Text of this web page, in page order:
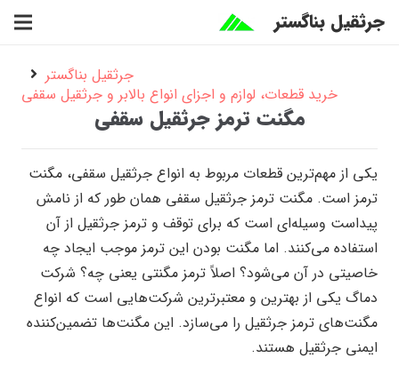
جرثقیل بناگستر
جرثقیل بناگستر
خرید قطعات، لوازم و اجزای انواع بالابر و جرثقیل سقفی
مگنت ترمز جرثقیل سقفی
یکی از مهم‌ترین قطعات مربوط به انواع جرثقیل سقفی، مگنت
ترمز است. مگنت ترمز جرثقیل سقفی همان طور که از نامش
پیداست وسیله‌ای است که برای توقف و ترمز جرثقیل از آن
استفاده می‌کنند. اما مگنت بودن این ترمز موجب ایجاد چه
خاصیتی در آن می‌شود؟ اصلاً ترمز مگنتی یعنی چه؟ شرکت
دماگ یکی از بهترین و معتبرترین شرکت‌هایی است که انواع
مگنت‌های ترمز جرثقیل را می‌سازد. این مگنت‌ها تضمین‌کننده
ایمنی جرثقیل هستند.